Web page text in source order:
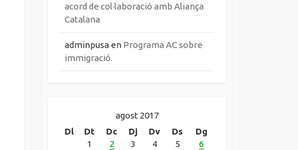
acord de col·laboració amb Aliança
Catalana
adminpusa en Programa AC sobre
immigració.
agost 2017
Dl
Dt Dc Dj Dv Ds
Dg
1
2 3 4 5
6